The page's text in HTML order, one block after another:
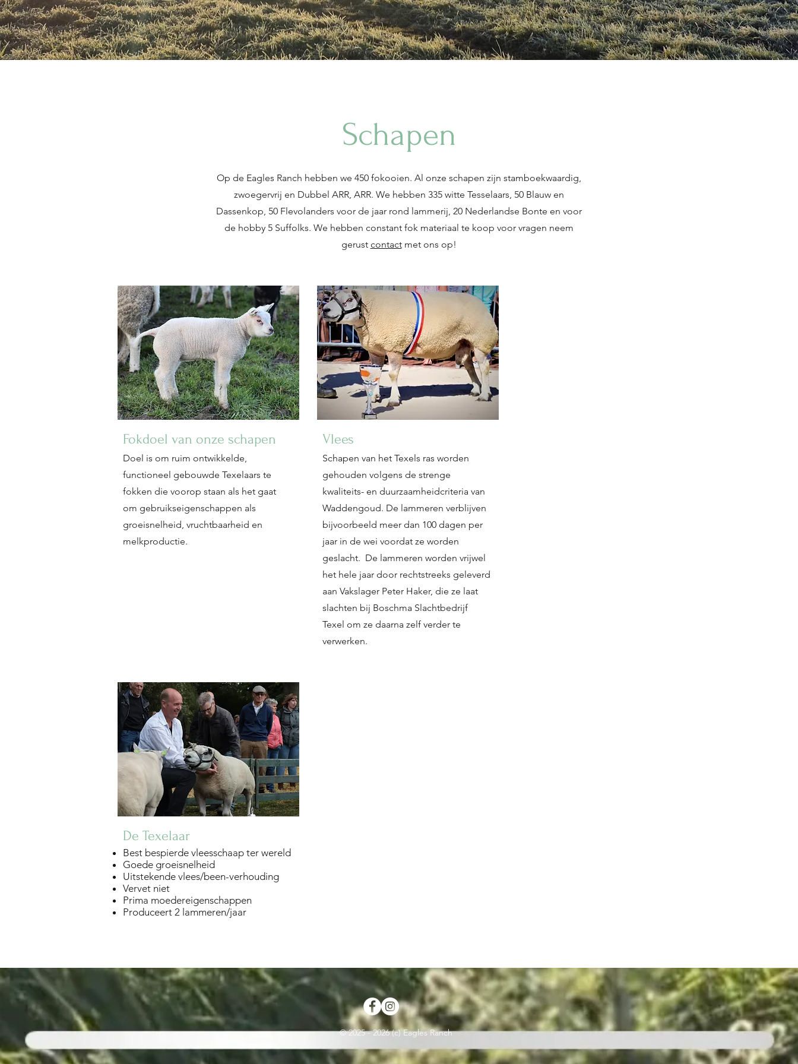
Schapen
Op de Eagles Ranch hebben we 450 fokooien. Al onze schapen zijn stamboekwaardig,
zwoegervrij en Dubbel ARR, ARR. We hebben 335 witte Tesselaars, 50 Blauw en
Dassenkop, 50 Flevolanders voor de jaar rond lammerij, 20 Nederlandse Bonte en voor
de hobby 5 Suffolks. We hebben constant fok materiaal te koop voor vragen neem
gerust contactmet ons op!
Fokdoel van onze schapen
Doel is om ruim ontwikkelde,
functioneel gebouwde Texelaars te
fokken die voorop staan als het gaat
om gebruikseigenschappen als
groeisnelheid, vruchtbaarheid en
melkproductie.
Vlees
Schapen van het Texels ras worden
gehouden volgens de strenge
kwaliteits- en duurzaamheidcriteria van
Waddengoud. De lammeren verblijven
bijvoorbeeld meer dan 100 dagen per
jaar in de wei voordat ze worden
geslacht. De lammeren worden vrijwel
het hele jaar door rechtstreeks geleverd
aan Vakslager Peter Haker, die ze laat
slachten bij Boschma Slachtbedrijf
Texel om ze daarna zelf verder te
verwerken.
De Texelaar
Best bespierde vleesschaap ter wereld
Goede groeisnelheid
Uitstekende vlees/been-verhouding
Vervet niet
Prima moedereigenschappen
Produceert 2 lammeren/jaar
© 2025 - 2026 (c) Eagles Ranch